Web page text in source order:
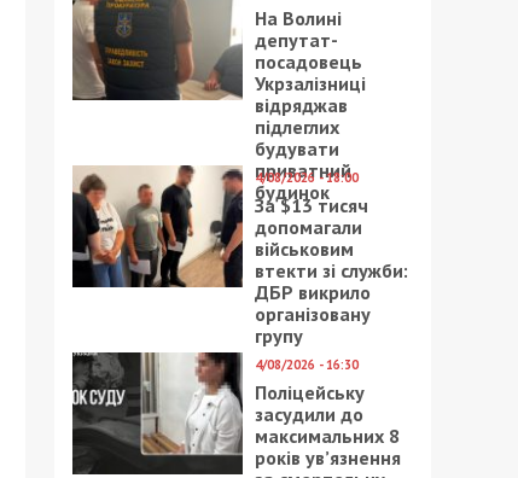
На Волині
депутат-
посадовець
Укрзалізниці
відряджав
підлеглих
будувати
приватний
будинок
4/08/2026 - 18:00
За $13 тисяч
допомагали
військовим
втекти зі служби:
ДБР викрило
організовану
групу
4/08/2026 - 16:30
Поліцейську
засудили до
максимальних 8
років ув’язнення